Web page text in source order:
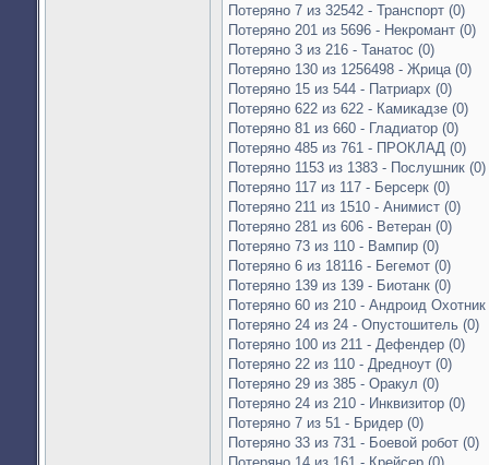
Потеряно 7 из 32542 - Транспорт (0)
Потеряно 201 из 5696 - Некромант (0)
Потеряно 3 из 216 - Танатос (0)
Потеряно 130 из 1256498 - Жрица (0)
Потеряно 15 из 544 - Патриарх (0)
Потеряно 622 из 622 - Камикадзе (0)
Потеряно 81 из 660 - Гладиатор (0)
Потеряно 485 из 761 - ПРОКЛАД (0)
Потеряно 1153 из 1383 - Послушник (0)
Потеряно 117 из 117 - Берсерк (0)
Потеряно 211 из 1510 - Анимист (0)
Потеряно 281 из 606 - Ветеран (0)
Потеряно 73 из 110 - Вампир (0)
Потеряно 6 из 18116 - Бегемот (0)
Потеряно 139 из 139 - Биотанк (0)
Потеряно 60 из 210 - Андроид Охотник
Потеряно 24 из 24 - Опустошитель (0)
Потеряно 100 из 211 - Дефендер (0)
Потеряно 22 из 110 - Дредноут (0)
Потеряно 29 из 385 - Оракул (0)
Потеряно 24 из 210 - Инквизитор (0)
Потеряно 7 из 51 - Бридер (0)
Потеряно 33 из 731 - Боевой робот (0)